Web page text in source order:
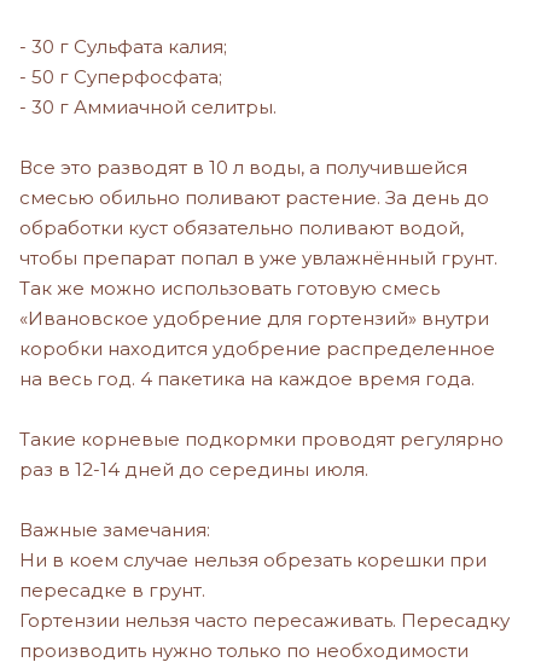
- 30 г Сульфата калия;
- 50 г Суперфосфата;
- 30 г Аммиачной селитры.
Все это разводят в 10 л воды, а получившейся
смесью обильно поливают растение. За день до
обработки куст обязательно поливают водой,
чтобы препарат попал в уже увлажнённый грунт.
Так же можно использовать готовую смесь
«Ивановское удобрение для гортензий» внутри
коробки находится удобрение распределенное
на весь год. 4 пакетика на каждое время года.
Такие корневые подкормки проводят регулярно
раз в 12-14 дней до середины июля.
Важные замечания:
Ни в коем случае нельзя обрезать корешки при
пересадке в грунт.
Гортензии нельзя часто пересаживать. Пересадку
производить нужно только по необходимости